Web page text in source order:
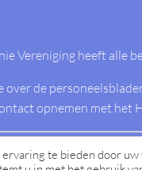
Vereniging heeft alle
de
opnemen met het
ENKA Historie |
te bieden door